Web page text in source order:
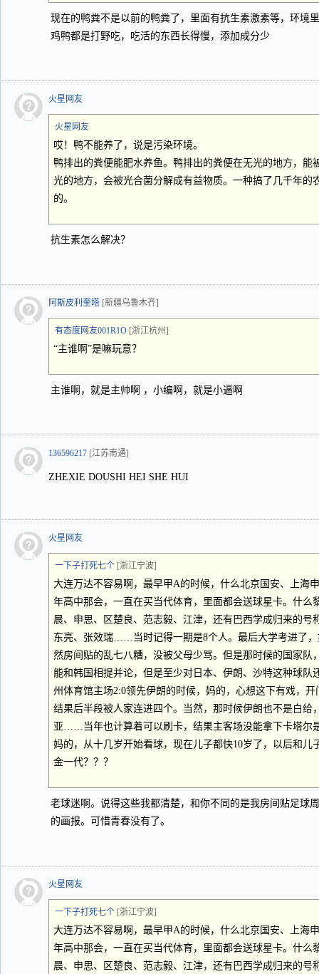
现在的鸭粪不是以前的鸭粪了，里面有抗生素激素等，环境
鸡鸭都是打野吃，吃活的东西长得慢，添加成分少
火星网友
火星网友
哎！鸭不能养了，说是污染环境。
鸭排出的粪便能肥水养鱼。鸭排出的粪便在无光的地方，能
光的地方，会被光合菌分解成有益物质。一种搞了几千年的
的。
抗生素怎么解决？
阿斯皮利奎塔 [新疆乌鲁木齐]
有态度网友001R1O [浙江杭州]
“主谁啊”是嘛玩意？
主谁啊，就是主帅啊 ，小编啊，就是小逼啊
136596217 [江苏南通]
ZHEXIE DOUSHI HEI SHE HUI
火星网友
一下子打死七个 [浙江宁波]
大连万达不容易啊，最早甲A的时候，什么北京国安、上海
年高中那会，一直在买当代体育，里面都会送球星卡。什么
晨、申思、区楚良、范志毅、江津，还有巴西学成归来的号
东亮、张效瑞……当时记得一期是8个人。最后大学考进了
然房间贴的乱七八糟，没被父母少骂。但是那时候的国家队
能和韩国相提并论，但是至少对日本、伊朗、沙特这种球队
州体育馆主场2:0领先伊朗的时候，妈的，心想这下有戏，
结果后半段被人家连进四个。当然，那时候伊朗也不是白给
亚……当年也计算着可以刷卡，结果主客场没能拿下卡塔尔
妈的，从十几岁开始看球，现在儿子都快10岁了，以后和儿
金一代？？？
老球迷啊。说得这些我都清楚，和你不同的是我房间贴足球
的画报。可惜青春没有了。
火星网友
一下子打死七个 [浙江宁波]
大连万达不容易啊，最早甲A的时候，什么北京国安、上海
年高中那会，一直在买当代体育，里面都会送球星卡。什么
晨、申思、区楚良、范志毅、江津，还有巴西学成归来的号